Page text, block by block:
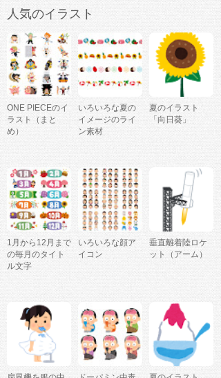
人気のイラスト
ONE PIECEのイ
ラスト（まと
め）
いろいろな夏の
イメージのライ
ン素材
夏のイラスト
「向日葵」
1月から12月まで
の毎月のタイト
ル文字
いろいろな顔ア
イコン
垂直離着陸ロケ
ット（アーム）